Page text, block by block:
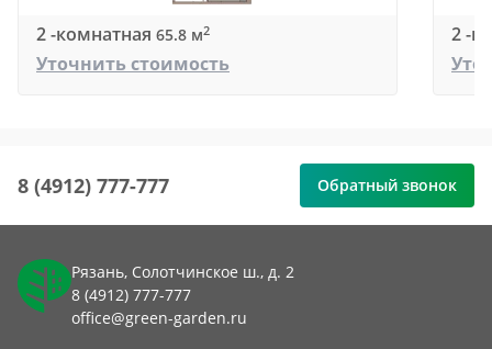
2 -комнатная 65.8 м2
Уточнить стоимость
2 -
8 (4912) 777-777 Обратный звонок
Рязань, Солотчинское ш., д. 2
8 (4912) 777-777
office@green-garden.ru